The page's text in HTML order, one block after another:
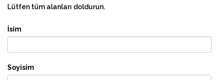
Lütfen tüm alanları doldurun.
İsim
Soyisim